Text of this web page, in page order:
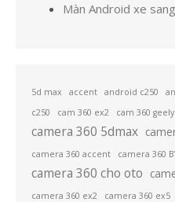
sản
phẩm
Màn Android xe sang
5d max accent android c250
c250
cam 360 ex2 cam 360 geely
camera 360 5dmax
camera 360 accent camera 360
camera 360 cho oto
camera 360 ex2
camera 360 ex5